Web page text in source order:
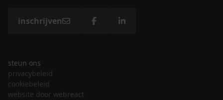
inschrijven
steun ons
privacybeleid
cookiebeleid
website door webreact